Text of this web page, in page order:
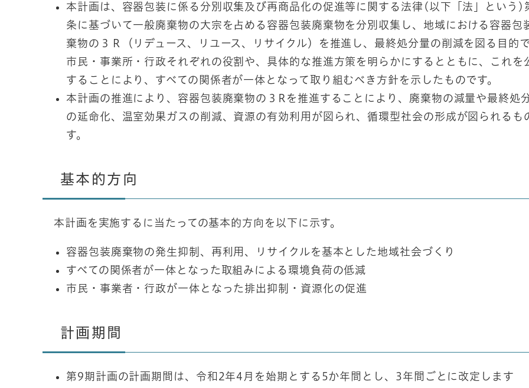
本計画は、容器包装に係る分別収集及び再商品化の促進等に関する法律(以下「法」という)
条に基づいて一般廃棄物の大宗を占める容器包装廃棄物を分別収集し、地域における容器包
棄物の３Ｒ（リデュース、リユース、リサイクル）を推進し、最終処分量の削減を図る目的
市民・事業所・行政それぞれの役割や、具体的な推進方策を明らかにするとともに、これを
することにより、すべての関係者が一体となって取り組むべき方針を示したものです。
本計画の推進により、容器包装廃棄物の３Rを推進することにより、廃棄物の減量や最終処
の延命化、温室効果ガスの削減、資源の有効利用が図られ、循環型社会の形成が図られるも
す。
基本的方向
本計画を実施するに当たっての基本的方向を以下に示す。
容器包装廃棄物の発生抑制、再利用、リサイクルを基本とした地域社会づくり
すべての関係者が一体となった取組みによる環境負荷の低減
市民・事業者・行政が一体となった排出抑制・資源化の促進
計画期間
第9期計画の計画期間は、令和2年4月を始期とする5か年間とし、3年間ごとに改定します